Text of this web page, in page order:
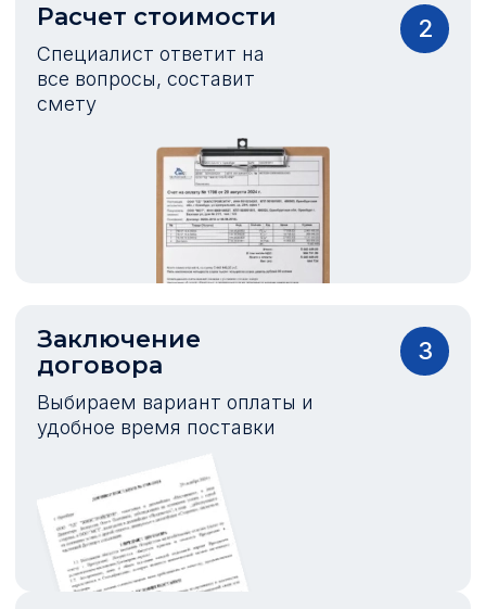
Расчет стоимости
Специалист ответит на
все вопросы, составит
смету
2
Заключение
договора
Выбираем вариант оплаты и
удобное время поставки
3